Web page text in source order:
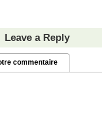
Leave a Reply
commentaire